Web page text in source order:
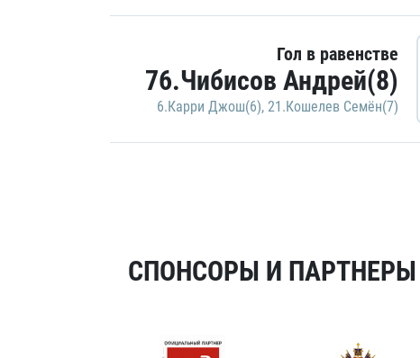
Гол в равенстве
76.Чибисов Андрей(8)
6.Карри Джош(6), 21.Кошелев Семён(7)
СПОНСОРЫ И ПАРТНЕРЫ